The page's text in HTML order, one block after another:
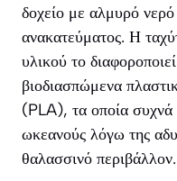
δοχείο με αλμυρό
ανακατεύματος. Η
υλικού το
βιοδιασπώμενα
(PLA), τα οποία
ωκεανούς λόγω της
θαλασσινό περιβάλλον.